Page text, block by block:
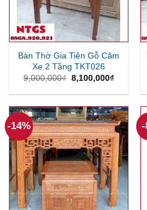
Bàn Thờ Gia Tiên Gỗ Căm
Xe 2 Tầng TKT026
9,000,000₫ Giá
là:
8,100,000₫Giá
tại
-14% -